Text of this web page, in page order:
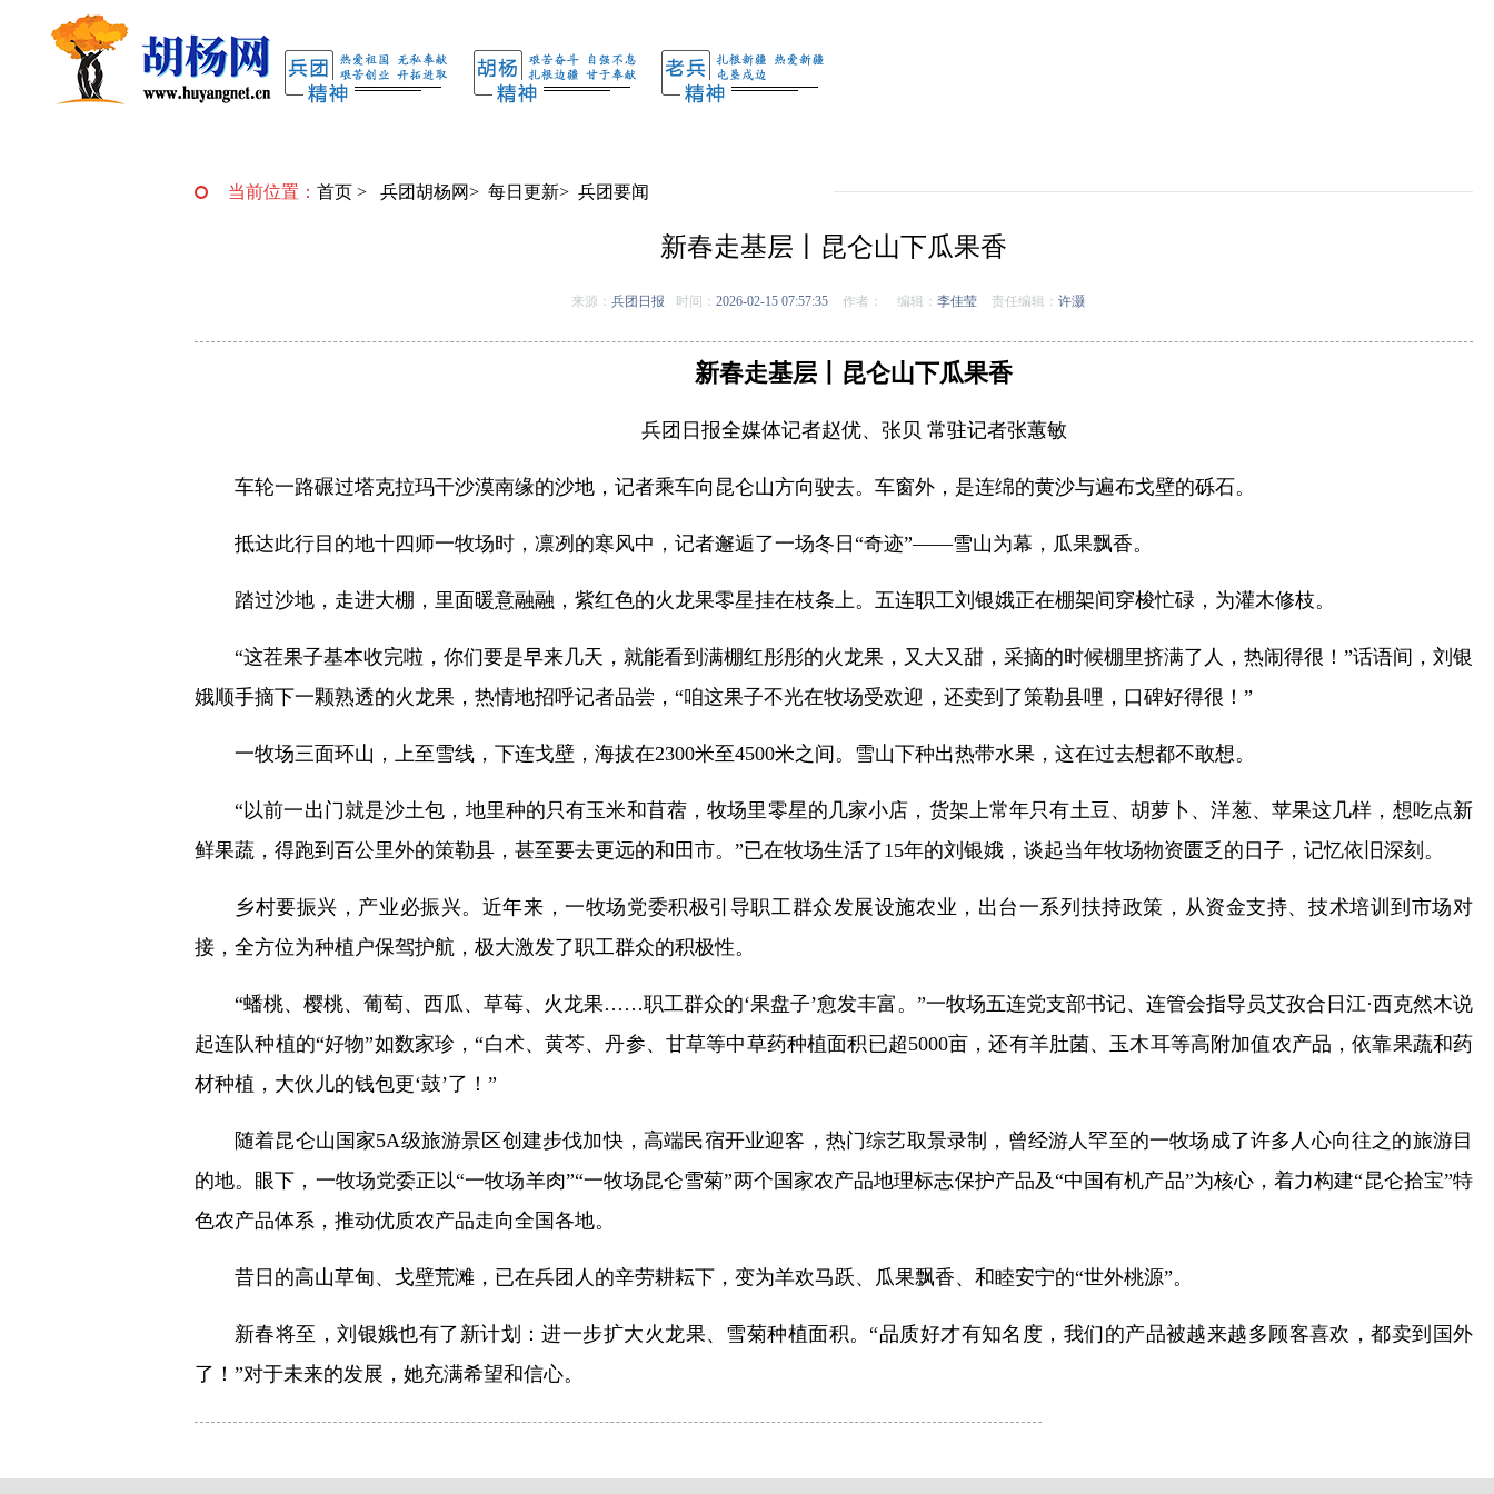
当前位置： 首页 > 兵团胡杨网> 每日更新> 兵团要闻
新春走基层丨昆仑山下瓜果香
来源： 兵团日报 时间： 2026-02-15 07:57:35 作者： 编辑： 李佳莹 责任编辑： 许灏
新春走基层丨昆仑山下瓜果香
兵团日报全媒体记者赵优、张贝 常驻记者张蕙敏
车轮一路碾过塔克拉玛干沙漠南缘的沙地，记者乘车向昆仑山方向驶去。车窗外，是连绵的黄沙与遍布戈壁的砾石。
抵达此行目的地十四师一牧场时，凛冽的寒风中，记者邂逅了一场冬日“奇迹”——雪山为幕，瓜果飘香。
踏过沙地，走进大棚，里面暖意融融，紫红色的火龙果零星挂在枝条上。五连职工刘银娥正在棚架间穿梭忙碌，为灌木修枝。
“这茬果子基本收完啦，你们要是早来几天，就能看到满棚红彤彤的火龙果，又大又甜，采摘的时候棚里挤满了人，热闹得很！”话语间，刘银
娥顺手摘下一颗熟透的火龙果，热情地招呼记者品尝，“咱这果子不光在牧场受欢迎，还卖到了策勒县哩，口碑好得很！”
一牧场三面环山，上至雪线，下连戈壁，海拔在2300米至4500米之间。雪山下种出热带水果，这在过去想都不敢想。
“以前一出门就是沙土包，地里种的只有玉米和苜蓿，牧场里零星的几家小店，货架上常年只有土豆、胡萝卜、洋葱、苹果这几样，想吃点新
鲜果蔬，得跑到百公里外的策勒县，甚至要去更远的和田市。”已在牧场生活了15年的刘银娥，谈起当年牧场物资匮乏的日子，记忆依旧深刻。
乡村要振兴，产业必振兴。近年来，一牧场党委积极引导职工群众发展设施农业，出台一系列扶持政策，从资金支持、技术培训到市场对
接，全方位为种植户保驾护航，极大激发了职工群众的积极性。
“蟠桃、樱桃、葡萄、西瓜、草莓、火龙果……职工群众的‘果盘子’愈发丰富。”一牧场五连党支部书记、连管会指导员艾孜合日江·西克然木说
起连队种植的“好物”如数家珍，“白术、黄芩、丹参、甘草等中草药种植面积已超5000亩，还有羊肚菌、玉木耳等高附加值农产品，依靠果蔬和药
材种植，大伙儿的钱包更‘鼓’了！”
随着昆仑山国家5A级旅游景区创建步伐加快，高端民宿开业迎客，热门综艺取景录制，曾经游人罕至的一牧场成了许多人心向往之的旅游目
的地。眼下，一牧场党委正以“一牧场羊肉”“一牧场昆仑雪菊”两个国家农产品地理标志保护产品及“中国有机产品”为核心，着力构建“昆仑拾宝”特
色农产品体系，推动优质农产品走向全国各地。
昔日的高山草甸、戈壁荒滩，已在兵团人的辛劳耕耘下，变为羊欢马跃、瓜果飘香、和睦安宁的“世外桃源”。
新春将至，刘银娥也有了新计划：进一步扩大火龙果、雪菊种植面积。“品质好才有知名度，我们的产品被越来越多顾客喜欢，都卖到国外
了！”对于未来的发展，她充满希望和信心。